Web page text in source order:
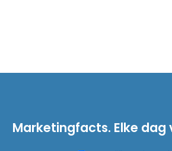
Marketingfacts. Elke dag